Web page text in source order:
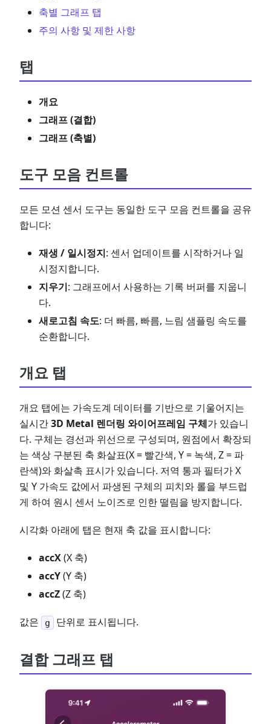
축별 그래프 탭
주의 사항 및 제한 사항
탭
개요
그래프 (결합)
그래프 (축별)
도구 모음 컨트롤
모든 모션 센서 도구는 동일한 도구 모음 컨트롤을 공유
합니다:
재생 / 일시정지: 센서 업데이트를 시작하거나 일
시정지합니다.
지우기: 그래프에서 사용하는 기록 버퍼를 지웁니
다.
새로고침 속도: 더 빠름, 빠름, 느림 샘플링 속도를
순환합니다.
개요 탭
개요 탭에는 가속도계 데이터를 기반으로 기울어지는
실시간3D Metal 렌더링 와이어프레임 구체가 있습니
다. 구체는 경선과 위선으로 구성되며, 원점에서 확장되
는 색상 구분된 축 화살표(X = 빨간색, Y = 녹색, Z = 파
란색)와 화살촉 표시가 있습니다. 저역 통과 필터가 X
및 Y 가속도 값에서 파생된 구체의 피치와 롤을 부드럽
게 하여 원시 센서 노이즈로 인한 떨림을 방지합니다.
시각화 아래에 탭은 현재 축 값을 표시합니다:
accX(X 축)
accY(Y 축)
accZ(Z 축)
값은 g 단위로 표시됩니다.
결합 그래프 탭